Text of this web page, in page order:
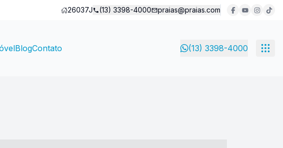
26037J (13) 3398-4000 praias@praias.com
BlogContato (13) 3398-4000